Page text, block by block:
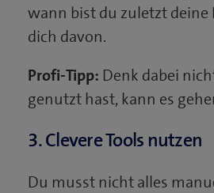
wann bist du zuletzt
dich davon.
Profi-Tipp: Denk dabei
genutzt hast, kann es
3. Clevere Tools nutzen
Du musst nicht alles